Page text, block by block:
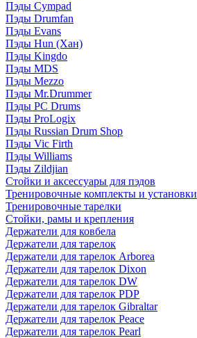
Пэды Cympad
Пэды Drumfan
Пэды Evans
Пэды Hun (Хан)
Пэды Kingdo
Пэды MDS
Пэды Mezzo
Пэды Mr.Drummer
Пэды PC Drums
Пэды ProLogix
Пэды Russian Drum Shop
Пэды Vic Firth
Пэды Williams
Пэды Zildjian
Стойки и аксессуары для пэдов
Тренировочные комплекты и установки
Тренировочные тарелки
Стойки, рамы и крепления
Держатели для ковбела
Держатели для тарелок
Держатели для тарелок Arborea
Держатели для тарелок Dixon
Держатели для тарелок DW
Держатели для тарелок PDP
Держатели для тарелок Gibraltar
Держатели для тарелок Peace
Держатели для тарелок Pearl